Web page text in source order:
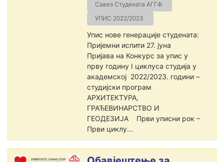
Савез Студената АГГФ
УПИС 2022/2023
Упис нове генерације студената:
Пријемни испити 27. јуна
Пријава на Конкурс за упис у
прву годину I циклуса студија у
академској 2022/2023. години –
студијски програм
АРХИТЕКТУРА,
ГРАЂЕВИНАРСТВО И
ГЕОДЕЗИЈА Први уписни рок –
Први циклу...